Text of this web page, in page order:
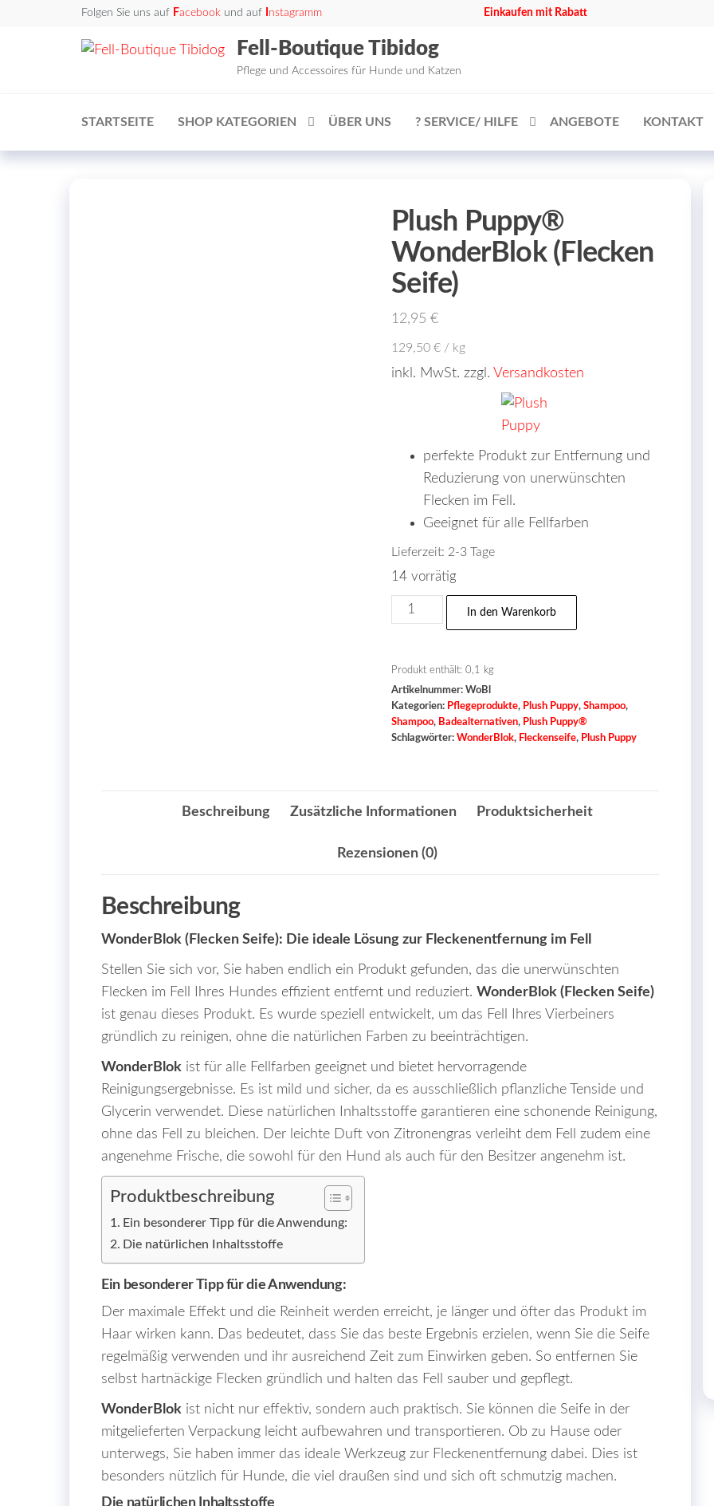
Folgen Sie uns auf Facebook und auf nstagramm Einkaufen mit Rabatt
Fell-Boutique Tibidog
Pflege und Accessoires für Hunde und Katzen
STARTSEITE SHOP KATEGORIEN ÜBER UNS ? SERVICE/ HILFE ANGEBOTE KONTAKT
Plush Puppy®
WonderBlok (Flecken
Seife)
12,95 €
129,50 € / kg
inkl. MwSt. zzgl. Versandkosten
perfekte Produkt zur Entfernung und
Reduzierung von unerwünschten
Flecken im Fell.
Geeignet für alle Fellfarben
Lieferzeit: 2-3 Tage
14 vorrätig
Plush
Puppy®
(Flecken
Seife)
Menge
In den Warenkorb
Produkt enthält: 0,1 kg
Artikelnummer: WoBl
Kategorien: Pflegeprodukte, Plush Puppy, Shampoo,
Shampoo, Badealternativen, Plush Puppy®
Schlagwörter: WonderBlok, Fleckenseife, Plush Puppy
Beschreibung Zusätzliche Informationen Produktsicherheit
Rezensionen (0)
Beschreibung
WonderBlok (Flecken Seife): Die ideale Lösung zur Fleckenentfernung im Fell
Stellen Sie sich vor, Sie haben endlich ein Produkt gefunden, das die unerwünschten
Flecken im Fell Ihres Hundes effizient entfernt und reduziert. WonderBlok (Flecken Seife)
ist genau dieses Produkt. Es wurde speziell entwickelt, um das Fell Ihres Vierbeiners
gründlich zu reinigen, ohne die natürlichen Farben zu beeinträchtigen.
WonderBlok ist für alle Fellfarben geeignet und bietet hervorragende
Reinigungsergebnisse. Es ist mild und sicher, da es ausschließlich pflanzliche Tenside und
Glycerin verwendet. Diese natürlichen Inhaltsstoffe garantieren eine schonende Reinigung,
ohne das Fell zu bleichen. Der leichte Duft von Zitronengras verleiht dem Fell zudem eine
angenehme Frische, die sowohl für den Hund als auch für den Besitzer angenehm ist.
Produktbeschreibung
Ein besonderer Tipp für die Anwendung:
Die natürlichen Inhaltsstoffe
Ein besonderer Tipp für die Anwendung:
Der maximale Effekt und die Reinheit werden erreicht, je länger und öfter das Produkt im
Haar wirken kann. Das bedeutet, dass Sie das beste Ergebnis erzielen, wenn Sie die Seife
regelmäßig verwenden und ihr ausreichend Zeit zum Einwirken geben. So entfernen Sie
selbst hartnäckige Flecken gründlich und halten das Fell sauber und gepflegt.
WonderBlok ist nicht nur effektiv, sondern auch praktisch. Sie können die Seife in der
mitgelieferten Verpackung leicht aufbewahren und transportieren. Ob zu Hause oder
unterwegs, Sie haben immer das ideale Werkzeug zur Fleckenentfernung dabei. Dies ist
besonders nützlich für Hunde, die viel draußen sind und sich oft schmutzig machen.
Die natürlichen Inhaltsstoffe